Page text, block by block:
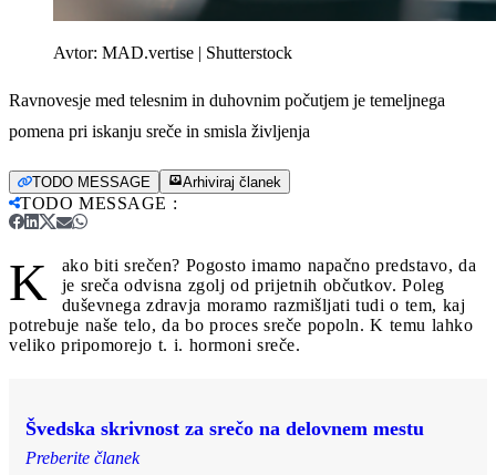
Avtor: MAD.vertise | Shutterstock
Ravnovesje med telesnim in duhovnim počutjem je temeljnega
pomena pri iskanju sreče in smisla življenja
TODO MESSAGE Arhiviraj članek
TODO MESSAGE :
K
ako biti srečen? Pogosto imamo napačno predstavo, da
je sreča odvisna zgolj od prijetnih občutkov. Poleg
duševnega zdravja moramo razmišljati tudi o tem, kaj
potrebuje naše telo, da bo proces sreče popoln. K temu lahko
veliko pripomorejo t. i. hormoni sreče.
Švedska skrivnost za srečo na delovnem mestu
Preberite članek